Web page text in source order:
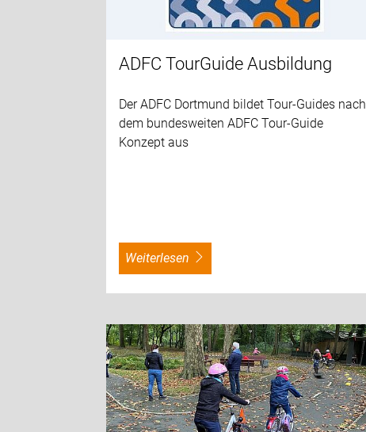
ADFC TourGuide Ausbildung
Der ADFC Dortmund bildet Tour-Guides nach
dem bundesweiten ADFC Tour-Guide
Konzept aus
weiterlesen